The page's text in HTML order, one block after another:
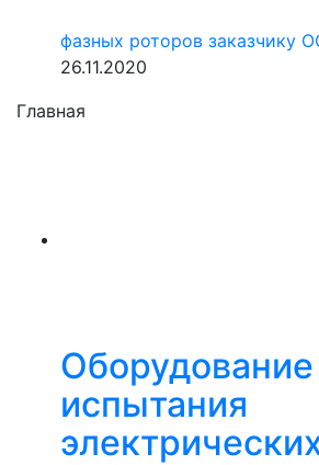
фазных роторов заказчику
26.11.2020
Главная
испытания